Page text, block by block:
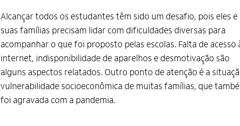
Alcançar todos os estudantes têm sido um desafio, pois eles e
suas famílias precisam lidar com dificuldades diversas para
acompanhar o que foi proposto pelas escolas. Falta de acesso
internet, indisponibilidade de aparelhos e desmotivação são
alguns aspectos relatados. Outro ponto de atenção é a
vulnerabilidade socioeconômica de muitas famílias, que
foi agravada com a pandemia.